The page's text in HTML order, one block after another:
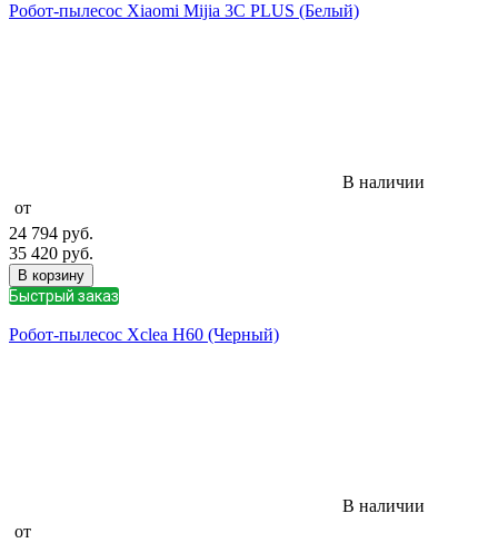
Робот-пылесос Xiaomi Mijia 3C PLUS (Белый)
В наличии
от
24 794 руб.
35 420 руб.
В корзину
Быстрый заказ
Робот-пылесос Xclea H60 (Черный)
В наличии
от